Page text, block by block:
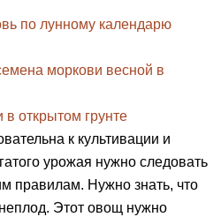
по лунному календарю
моркови весной в
открытом грунте
к культивации и
урожая нужно следовать
правилам. Нужно знать, что
Этот овощ нужно